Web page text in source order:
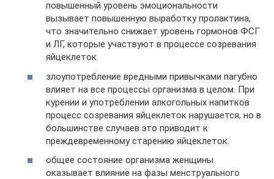
повышенный уровень эмоциональности
вызывает повышенную выработку пролактина,
что значительно снижает уровень гормонов ФСГ
и ЛГ, которые участвуют в процессе созревания
яйцеклеток.
злоупотребление вредными привычками пагубно
влияет на все процессы организма в целом. При
курении и употреблении алкогольных напитков
процесс созревания яйцеклеток нарушается, но в
большинстве случаев это приводит к
преждевременному старению яйцеклеток.
общее состояние организма женщины
оказывает влияние на фазы менструального